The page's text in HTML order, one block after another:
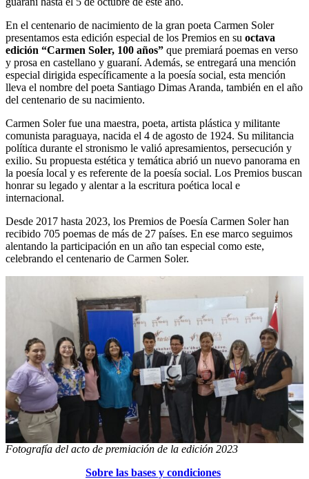
En el centenario de nacimiento de la gran poeta Carmen Soler
presentamos esta edición especial de los Premios en su octava
edición “Carmen Soler, 100 años” que premiará poemas en verso
y prosa en castellano y guaraní. Además, se entregará una mención
especial dirigida específicamente a la poesía social, esta mención
lleva el nombre del poeta Santiago Dimas Aranda, también en el año
del centenario de su nacimiento.
Carmen Soler fue una maestra, poeta, artista plástica y militante
comunista paraguaya, nacida el 4 de agosto de 1924. Su militancia
política durante el stronismo le valió apresamientos, persecución y
exilio. Su propuesta estética y temática abrió un nuevo panorama en
la poesía local y es referente de la poesía social. Los Premios buscan
honrar su legado y alentar a la escritura poética local e
internacional.
Desde 2017 hasta 2023, los Premios de Poesía Carmen Soler han
recibido 705 poemas de más de 27 países. En ese marco seguimos
alentando la participación en un año tan especial como este,
celebrando el centenario de Carmen Soler.
Fotografía del acto de premiación de la edición 2023
Sobre las bases y condiciones